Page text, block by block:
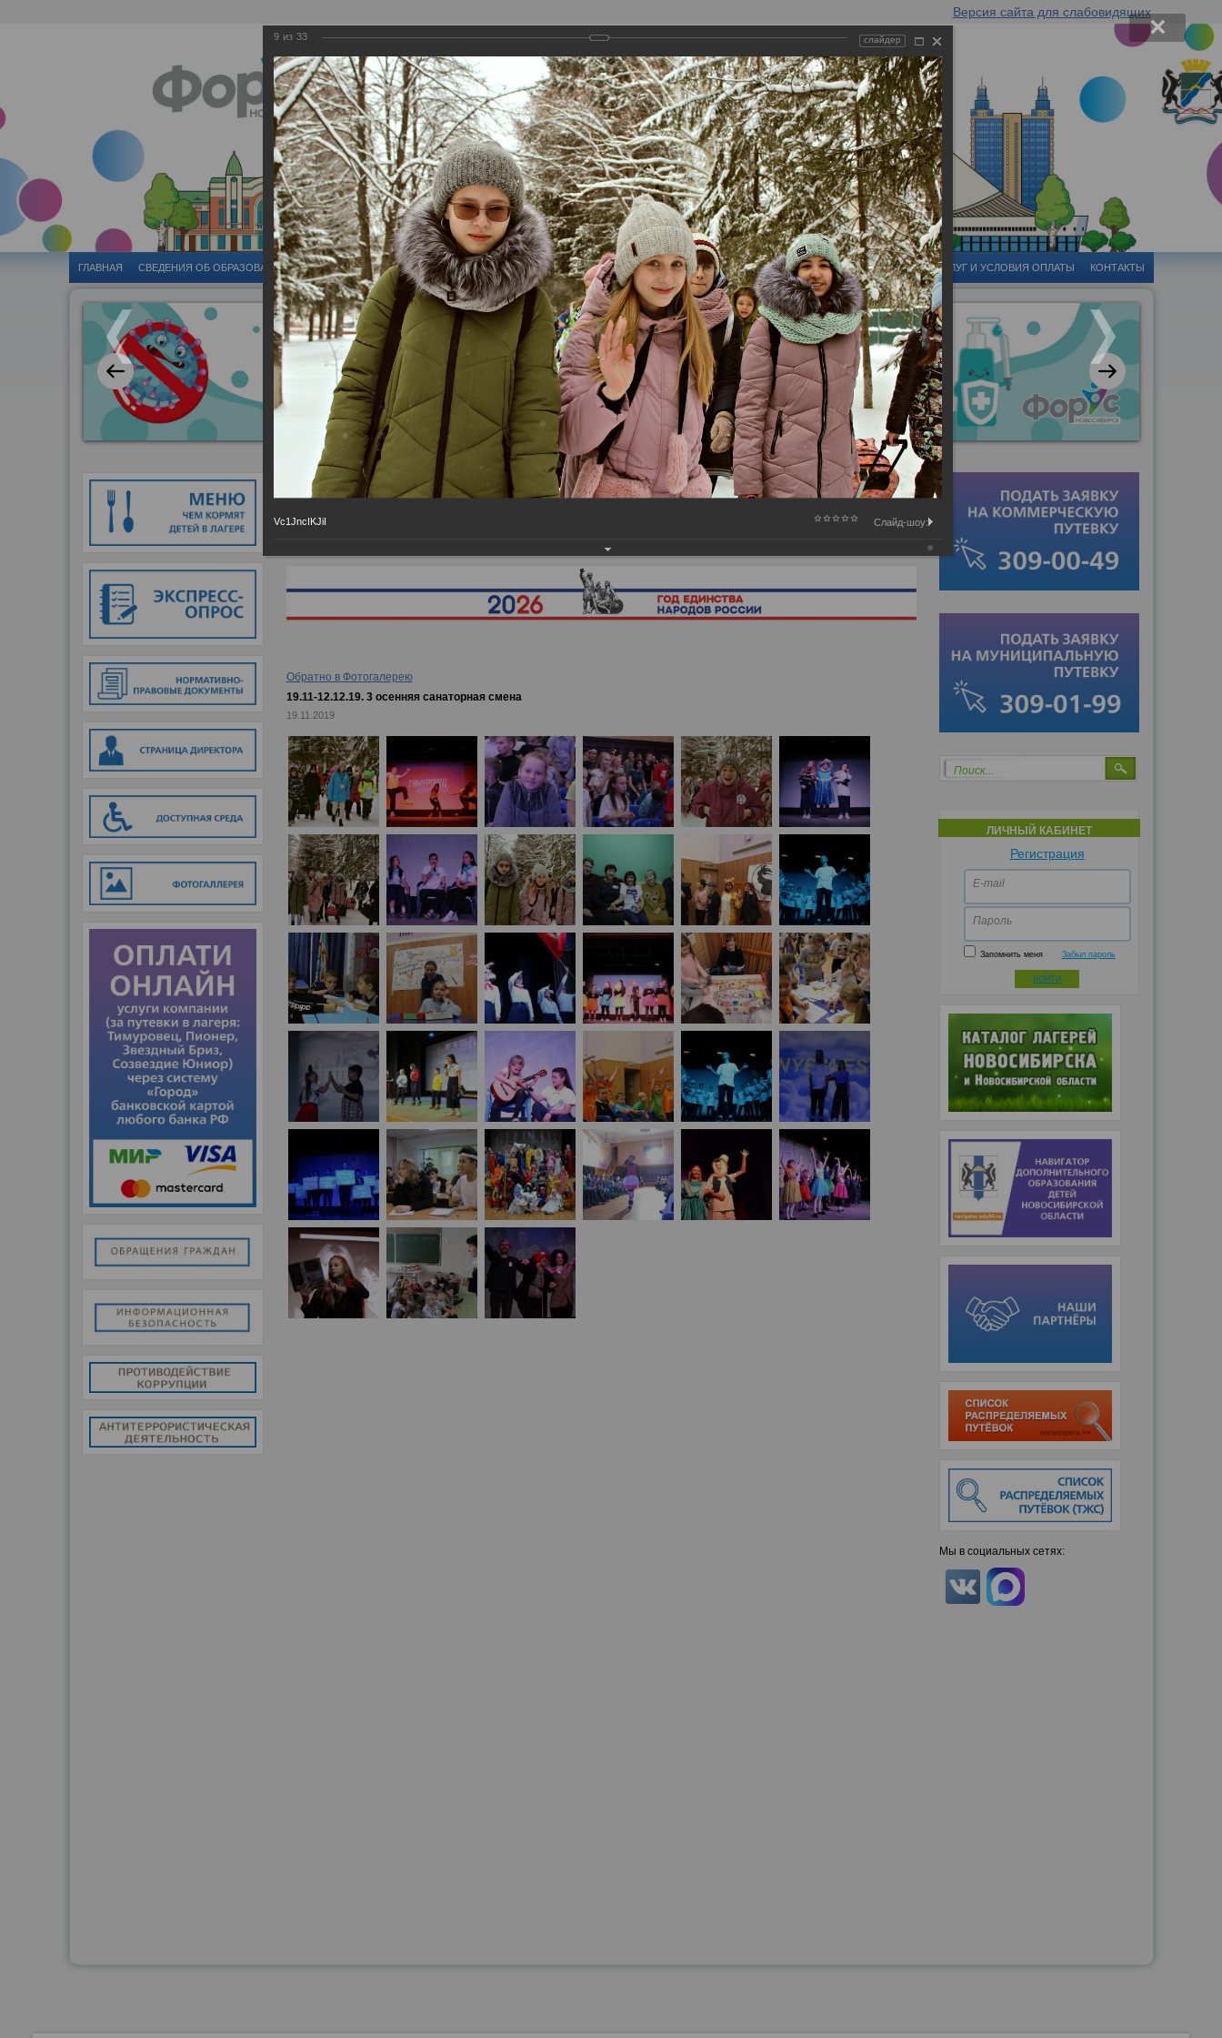
Версия сайта для слабовидящих
ГЛАВНАЯ CВЕДЕНИЯ ОБ ОБРАЗОВАТЕЛЬНОЙ ОРГАНИЗАЦИИ ГОРОДСКИЕ ПРОЕКТЫ МЕТОДИЧЕСКАЯ ДЕЯТЕЛЬНОСТЬ ФИЛИАЛЫ ПРЕСС-ЦЕНТР СТОИМОСТЬ УСЛУГ И УСЛОВИЯ ОПЛАТЫ КОНТАКТЫ
Поиск...
ЛИЧНЫЙ КАБИНЕТ
Регистрация
E-mail
Пароль
Запомнить меня Забыл пароль
ВОЙТИ
Мы в социальных сетях:
Главная →Фотогалерея→ 19.11-12.12.19. 3 осенняя санаторная смена
Обратно в Фотогалерею
19.11-12.12.19. 3 осенняя санаторная смена
19.11.2019
9 из 33 слайдер
Vc1JncIKJiI Слайд-шоу: